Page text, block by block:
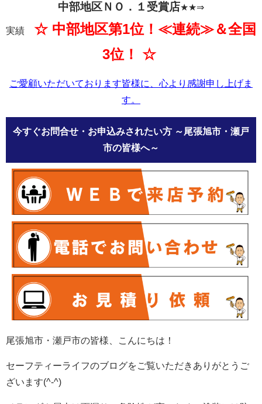
中部地区ＮＯ．１受賞店★★⇒
実績 ☆ 中部地区第1位！≪連続≫＆全国
3位！ ☆
ご愛顧いただいております皆様に、心より感謝申し上げま
す。
今すぐお問合せ・お申込みされたい方 ～尾張旭市・瀬戸
市の皆様へ～
尾張旭市・瀬戸市の皆様、こんにちは！
セーフティーライフのブログをご覧いただきありがとうご
ざいます(^-^)